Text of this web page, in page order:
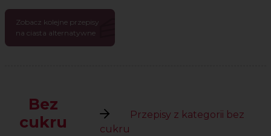
Zobacz kolejne przepisy
na ciasta alternatywne
Bez
cukru
Przepisy z kategorii bez
cukru